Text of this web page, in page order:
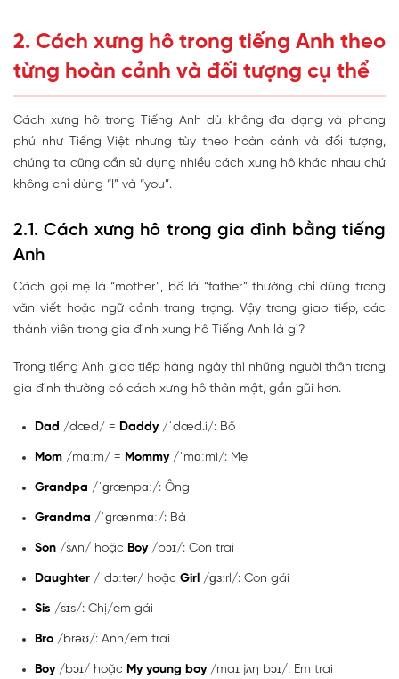
2. Cách xưng hô trong tiếng Anh theo
từng hoàn cảnh và đối tượng cụ thể
Cách xưng hô trong Tiếng Anh dù không đa dạng và phong
phú như Tiếng Việt nhưng tùy theo hoàn cảnh và đối tượng,
chúng ta cũng cần sử dụng nhiều cách xưng hô khác nhau chứ
không chỉ dùng “I” và “you”.
2.1. Cách xưng hô trong gia đình bằng tiếng
Anh
Cách gọi mẹ là “mother”, bố là “father” thường chỉ dùng trong
văn viết hoặc ngữ cảnh trang trọng. Vậy trong giao tiếp, các
thành viên trong gia đình xưng hô Tiếng Anh là gì?
Trong tiếng Anh giao tiếp hàng ngày thì những người thân trong
gia đình thường có cách xưng hô thân mật, gần gũi hơn.
Dad /dæd/ = Daddy/ˈdæd.i/: Bố
Mom /mɑːm/ = Mommy /ˈmɑːmi/: Mẹ
Grandpa /ˈɡrænpɑː/: Ông
Grandma /ˈɡrænmɑː/: Bà
Son /sʌn/ hoặc Boy /bɔɪ/: Con trai
Daughter /ˈdɔːtər/ hoặc Girl /ɡɜːrl/: Con gái
Sis /sɪs/: Chị/em gái
Bro /brəʊ/: Anh/em trai
Boy /bɔɪ/ hoặc My young boy /maɪ jʌŋ bɔɪ/: Em trai